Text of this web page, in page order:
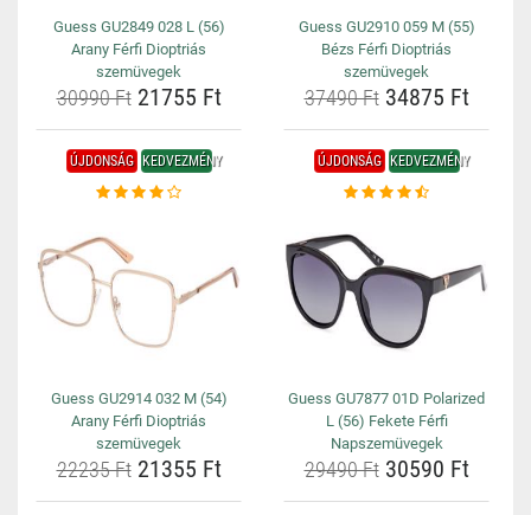
Guess GU2849 028 L (56)
Arany Férfi Dioptriás
szemüvegek
30990 Ft21755 Ft
Guess GU2910 059 M (55)
Bézs Férfi Dioptriás
szemüvegek
37490 Ft34875 Ft
ÚJDONSÁG KEDVEZMÉNY
Guess GU2914 032 M (54)
Arany Férfi Dioptriás
szemüvegek
22235 Ft21355 Ft
ÚJDONSÁG KEDVEZMÉNY
Guess GU7877 01D Polarized
L (56) Fekete Férfi
Napszemüvegek
29490 Ft30590 Ft